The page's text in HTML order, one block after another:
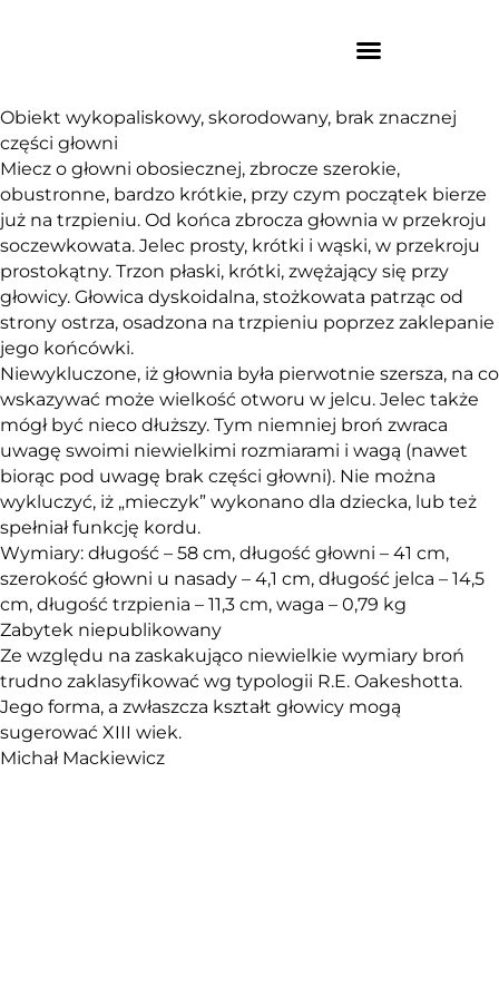
Obiekt wykopaliskowy, skorodowany, brak znacznej
części głowni
Miecz o głowni obosiecznej, zbrocze szerokie,
obustronne, bardzo krótkie, przy czym początek bierze
już na trzpieniu. Od końca zbrocza głownia w przekroju
soczewkowata. Jelec prosty, krótki i wąski, w przekroju
prostokątny. Trzon płaski, krótki, zwężający się przy
głowicy. Głowica dyskoidalna, stożkowata patrząc od
strony ostrza, osadzona na trzpieniu poprzez zaklepanie
jego końcówki.
Niewykluczone, iż głownia była pierwotnie szersza, na co
wskazywać może wielkość otworu w jelcu. Jelec także
mógł być nieco dłuższy. Tym niemniej broń zwraca
uwagę swoimi niewielkimi rozmiarami i wagą (nawet
biorąc pod uwagę brak części głowni). Nie można
wykluczyć, iż „mieczyk” wykonano dla dziecka, lub też
spełniał funkcję kordu.
Wymiary: długość – 58 cm, długość głowni – 41 cm,
szerokość głowni u nasady – 4,1 cm, długość jelca – 14,5
cm, długość trzpienia – 11,3 cm, waga – 0,79 kg
Zabytek niepublikowany
Ze względu na zaskakująco niewielkie wymiary broń
trudno zaklasyfikować wg typologii R.E. Oakeshotta.
Jego forma, a zwłaszcza kształt głowicy mogą
sugerować XIII wiek.
Michał Mackiewicz